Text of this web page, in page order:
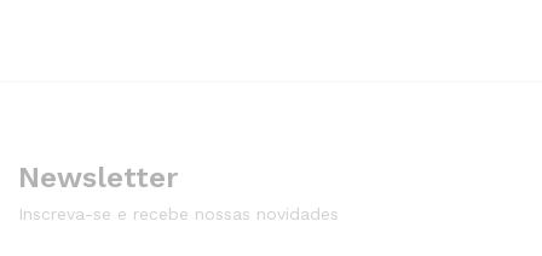
Newsletter
Inscreva-se e recebe nossas novidades